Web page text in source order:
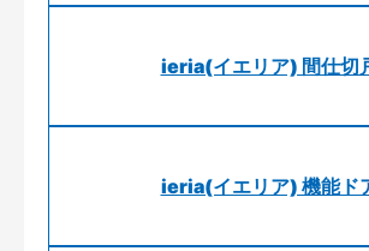
ieria(イエリア) 間仕切
ieria(イエリア) 機能ド